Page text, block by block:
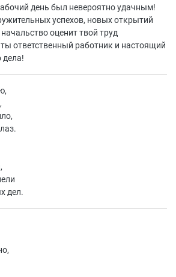
день был невероятно удачным!
успехов, новых открытий
оценит твой труд
ты ответственный работник и настоящий
дела!
дел.